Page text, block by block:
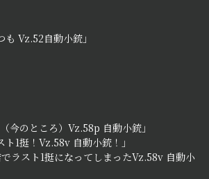
も Vz.52自動小銃」
今のところ）Vz.58p 自動小銃」
ト1挺！Vz.58v 自動小銃！」
でラスト1挺になってしまったVz.58v 自動小